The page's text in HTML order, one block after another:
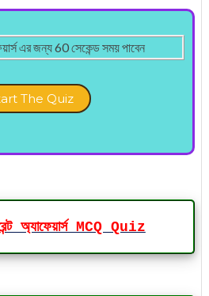
এর জন্য 60 সেকেন্ড সময় পাবেন
The Quiz
অ্যাফেয়ার্স MCQ Quiz